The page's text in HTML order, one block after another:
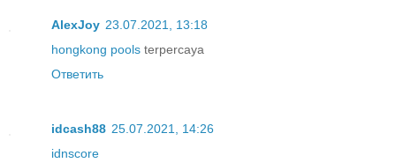
AlexJoy 23.07.2021, 13:18
hongkong pools terpercaya
Ответить
idcash88 25.07.2021, 14:26
idnscore